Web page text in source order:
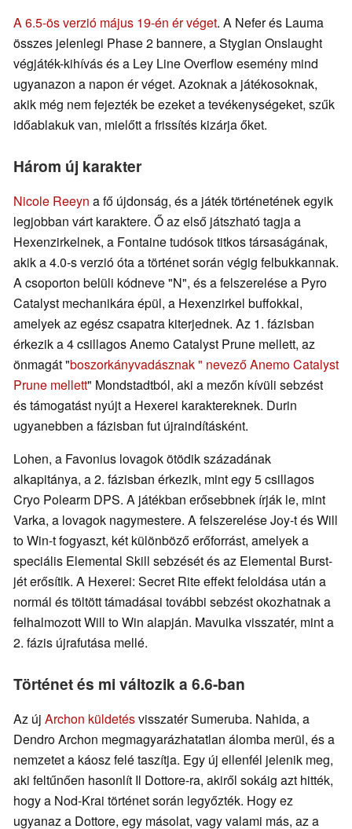
A 6.5-ös verzió május 19-én ér véget. A Nefer és Lauma
összes jelenlegi Phase 2 bannere, a Stygian Onslaught
végjáték-kihívás és a Ley Line Overflow esemény mind
ugyanazon a napon ér véget. Azoknak a játékosoknak,
akik még nem fejezték be ezeket a tevékenységeket, szűk
időablakuk van, mielőtt a frissítés kizárja őket.
Három új karakter
Nicole Reeyn a fő újdonság, és a játék történetének egyik
legjobban várt karaktere. Ő az első játszható tagja a
Hexenzirkelnek, a Fontaine tudósok titkos társaságának,
akik a 4.0-s verzió óta a történet során végig felbukkannak.
A csoporton belüli kódneve "N", és a felszerelése a Pyro
Catalyst mechanikára épül, a Hexenzirkel buffokkal,
amelyek az egész csapatra kiterjednek. Az 1. fázisban
érkezik a 4 csillagos Anemo Catalyst Prune mellett, az
önmagát "boszorkányvadásznak " nevező Anemo Catalyst
Prune mellett" Mondstadtból, aki a mezőn kívüli sebzést
és támogatást nyújt a Hexerei karaktereknek. Durin
ugyanebben a fázisban fut újraindításként.
Lohen, a Favonius lovagok ötödik századának
alkapitánya, a 2. fázisban érkezik, mint egy 5 csillagos
Cryo Polearm DPS. A játékban erősebbnek írják le, mint
Varka, a lovagok nagymestere. A felszerelése Joy-t és Will
to Win-t fogyaszt, két különböző erőforrást, amelyek a
speciális Elemental Skill sebzését és az Elemental Burst-
jét erősítik. A Hexerei: Secret Rite effekt feloldása után a
normál és töltött támadásai további sebzést okozhatnak a
felhalmozott Will to Win alapján. Mavuika visszatér, mint a
2. fázis újrafutása mellé.
Történet és mi változik a 6.6-ban
Az új Archon küldetésvisszatér Sumeruba. Nahida, a
Dendro Archon megmagyarázhatatlan álomba merül, és a
nemzetet a káosz felé taszítja. Egy új ellenfél jelenik meg,
aki feltűnően hasonlít Il Dottore-ra, akiről sokáig azt hitték,
hogy a Nod-Krai történet során legyőzték. Hogy ez
ugyanaz a Dottore, egy másolat, vagy valami más, az a